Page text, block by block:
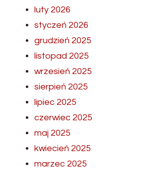
luty 2026
styczeń 2026
grudzień 2025
listopad 2025
wrzesień 2025
sierpień 2025
lipiec 2025
czerwiec 2025
maj 2025
kwiecień 2025
marzec 2025